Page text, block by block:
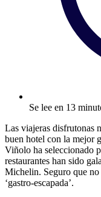
Se lee en 13
Las viajeras disfrutonas
buen hotel con la mejor
Viñolo ha seleccionado
restaurantes han sido
Michelin. Seguro que no
‘gastro-escapada’.